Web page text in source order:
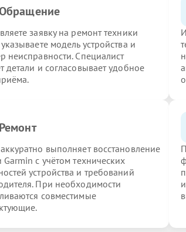
заявку на ремонт техники
модель устройства и
неисправности. Специалист
детали и согласовывает удобное
Ремонт
выполняет восстановление
Garmin с учётом технических
устройства и требований
При необходимости
совместимые